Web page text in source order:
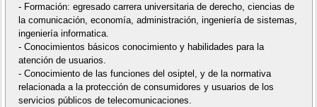
- Formación: egresado carrera universitaria de derecho, ciencias de
la comunicación, economía, administración, ingeniería de sistemas,
ingeniería informatica.
- Conocimientos básicos conocimiento y habilidades para la
atención de usuarios.
- Conocimiento de las funciones del osiptel, y de la normativa
relacionada a la protección de consumidores y usuarios de los
servicios públicos de telecomunicaciones.